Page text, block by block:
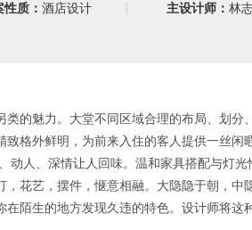
性质： 酒店设计 主设计师： 林
的魅力。 大堂不同区域合理的布局、划分
格外鲜明，为前来入住的客人提供一丝闲
动人、深情让人回味。 温和家具搭配与灯光
，花艺，摆件，惬意相融。 大隐隐于朝，中
在陌生的地方发现久违的特色。 设计师将这